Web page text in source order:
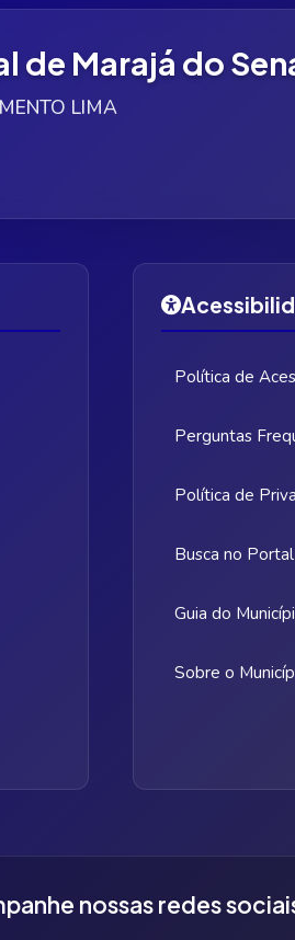
de Marajá do
LIMA
Política de
Perguntas
Política de
Busca no Portal
Guia do
Sobre o
nossas redes